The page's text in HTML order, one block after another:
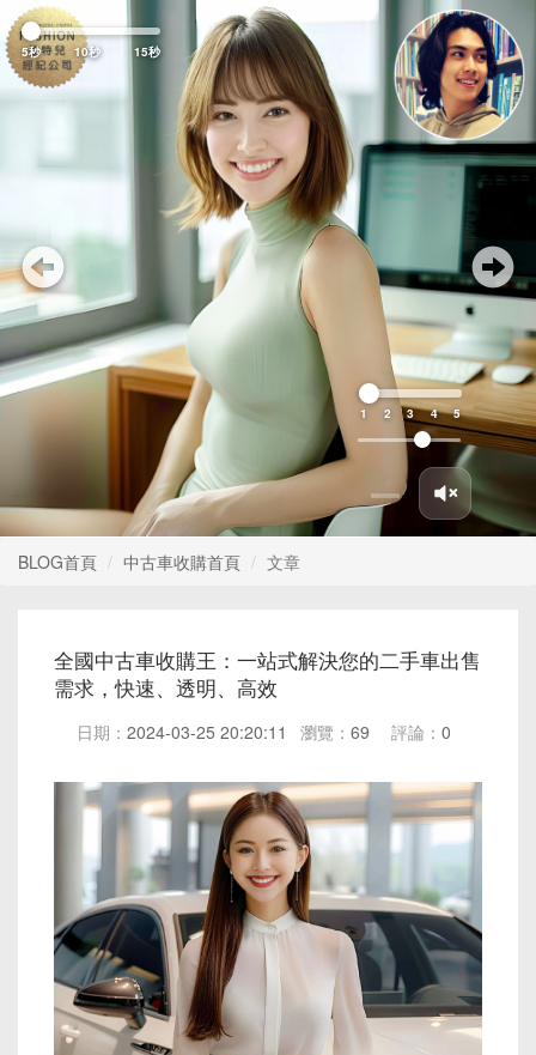
Previous
1 2 3 4 5
5秒 10秒 15秒
BLOG首頁 中古車收購首頁 文章
全國中古車收購王：一站式解決您的二手車出售
需求，快速、透明、高效
日期： 2024-03-25 20:20:11 瀏覽： 69 評論： 0